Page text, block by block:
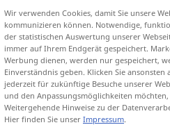
Wir verwenden Cookies, damit Sie unsere
kommunizieren können. Notwendige,
der statistischen Auswertung unserer
immer auf Ihrem Endgerät gespeichert.
Werbung dienen, werden nur gespeichert,
Einverständnis geben. Klicken Sie
jederzeit für zukünftige Besuche unserer
und den Anpassungsmöglichkeiten
Weitergehende Hinweise zu der
Hier finden Sie unser Impressum.